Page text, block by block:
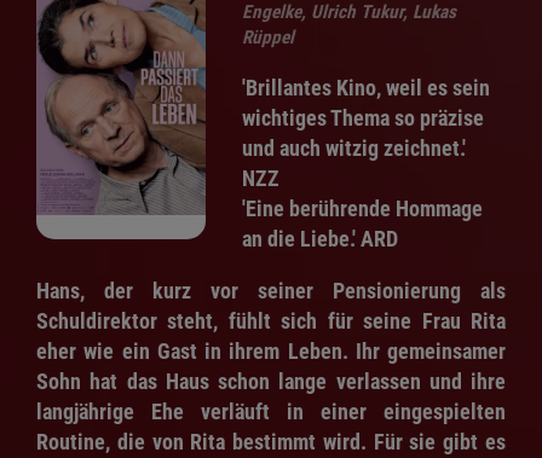
Engelke, Ulrich Tukur, Lukas
Rüppel
'Brillantes Kino, weil es sein
wichtiges Thema so präzise
und auch witzig zeichnet.'
NZZ
'Eine berührende Hommage
an die Liebe.' ARD
Hans, der kurz vor seiner Pensionierung als
Schuldirektor steht, fühlt sich für seine Frau Rita
eher wie ein Gast in ihrem Leben. Ihr gemeinsamer
Sohn hat das Haus schon lange verlassen und ihre
langjährige Ehe verläuft in einer eingespielten
Routine, die von Rita bestimmt wird. Für sie gibt es